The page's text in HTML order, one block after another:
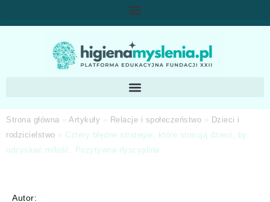
Strona główna » Artykuły » Relacje i społeczeństwo » Dzieci i
rodzicielstwo » Cztery błędne strategie, które stosują dzieci, by
odzyskać miłość. Pozytywna dyscyplina
Autor: